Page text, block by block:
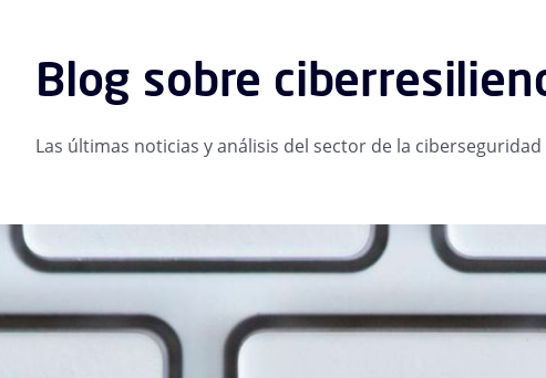
Blog sobre
Las últimas noticias y análisis del sector de la